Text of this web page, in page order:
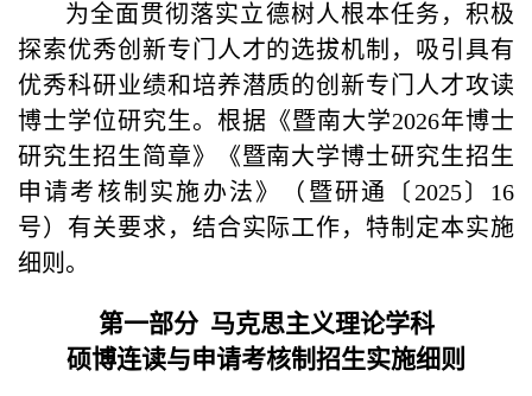
为全面贯彻落实立德树人根本任务，积极
探索优秀创新专门人才的选拔机制，吸引具有
优秀科研业绩和培养潜质的创新专门人才攻读
博士学位研究生。根据《暨南大学2026年博士
研究生招生简章》《暨南大学博士研究生招生
申请考核制实施办法》（暨研通〔2025〕16
号）有关要求，结合实际工作，特制定本实施
细则。
第一部分 马克思主义理论学科
硕博连读与申请考核制招生实施细则